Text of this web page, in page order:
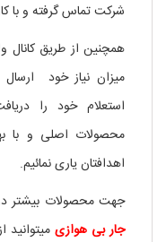
شرکت تماس گرفته و با
همچنین از طریق
میزان نیاز خود
استعلام خود را
محصولات اصلی و با
اهدافتان یاری نمائیم.
جهت محصولات بیشتر
جار بی هوازی